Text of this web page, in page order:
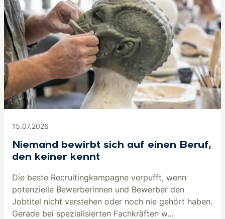
15.07.2026
Niemand bewirbt sich auf einen Beruf,
den keiner kennt
Die beste Recruitingkampagne verpufft, wenn
potenzielle Bewerberinnen und Bewerber den
Jobtitel nicht verstehen oder noch nie gehört haben.
Gerade bei spezialisierten Fachkräften w...